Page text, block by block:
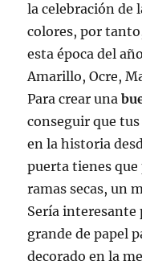
la celebración de
colores, por
esta época del
Amarillo, Ocre,
Para crear una
conseguir que
en la historia
puerta tienes
ramas secas, un
Sería interesante
grande de papel
decorado en la